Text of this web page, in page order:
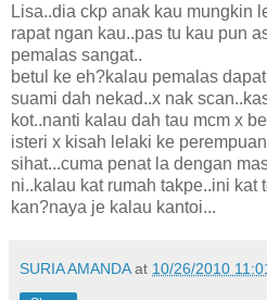
Lisa..dia ckp anak kau mungkin
rapat ngan kau..pas tu kau pun
pemalas sangat..
betul ke eh?kalau pemalas
suami dah nekad..x nak
kot..nanti kalau dah tau mcm x
isteri x kisah lelaki ke
sihat...cuma penat la dengan
ni..kalau kat rumah takpe..ini kat
kan?naya je kalau kantoi...
SURIA AMANDA at 10/26/2010